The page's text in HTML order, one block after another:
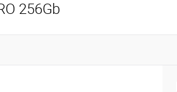
256Gb